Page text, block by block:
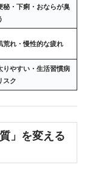
秘・下痢・おならが臭
荒れ・慢性的な疲れ
りやすい・生活習慣病
スク
」を変える